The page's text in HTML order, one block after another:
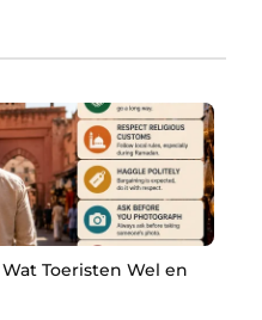
Toeristen Wel en